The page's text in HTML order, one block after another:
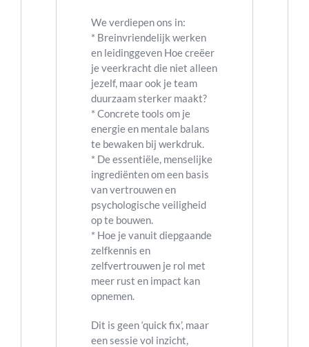
We verdiepen ons in:
* Breinvriendelijk werken
en leidinggeven Hoe creëer
je veerkracht die niet alleen
jezelf, maar ook je team
duurzaam sterker maakt?
* Concrete tools om je
energie en mentale balans
te bewaken bij werkdruk.
* De essentiële, menselijke
ingrediënten om een basis
van vertrouwen en
psychologische veiligheid
op te bouwen.
* Hoe je vanuit diepgaande
zelfkennis en
zelfvertrouwen je rol met
meer rust en impact kan
opnemen.
Dit is geen ‘quick fix’, maar
een sessie vol inzicht,